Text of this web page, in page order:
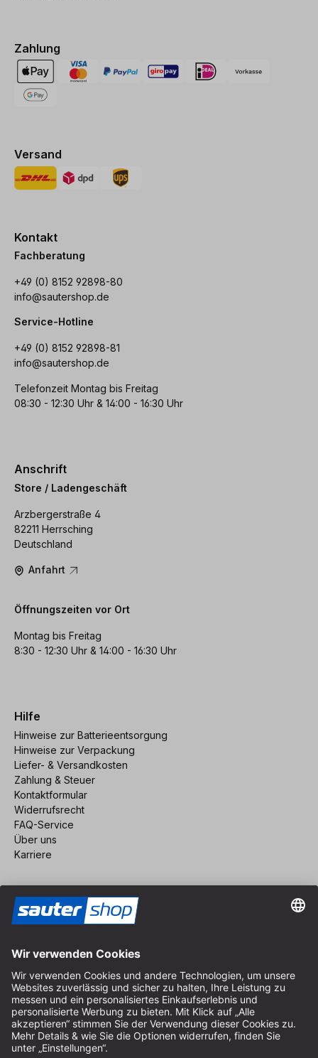
Zahlung
Versand
Kontakt
Fachberatung
+49 (0) 8152 92898-80
info@sautershop.de
Service-Hotline
+49 (0) 8152 92898-81
info@sautershop.de
Telefonzeit Montag bis Freitag
08:30 - 12:30 Uhr & 14:00 - 16:30 Uhr
Anschrift
Store / Ladengeschäft
Arzbergerstraße 4
82211 Herrsching
Deutschland
Anfahrt
Öffnungszeiten vor Ort
Montag bis Freitag
8:30 - 12:30 Uhr & 14:00 - 16:30 Uhr
Hilfe
Hinweise zur Batterieentsorgung
Hinweise zur Verpackung
Liefer- & Versandkosten
Zahlung & Steuer
Kontaktformular
Widerrufsrecht
FAQ-Service
Über uns
Karriere
Impressum
AGB
Datenschutz
Cookie-Einstellungen